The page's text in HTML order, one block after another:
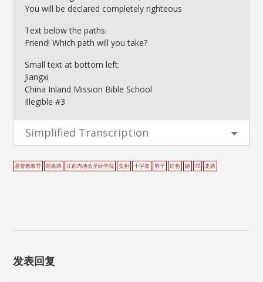
You will be declared completely righteous
Text below the paths:
Friend! Which path will you take?
Small text at bottom left:
Jiangxi
China Inland Mission Bible School
Illegible #3
Simplified Transcription
基督教教导 两条路 江西内地会圣经学院 负担 十字架 男子 红色 路 罪 走路
发表回复